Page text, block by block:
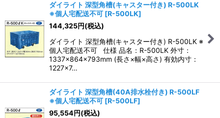
ダイライト 深型角槽(キャスター付き) R-500LK
※個人宅配送不可 [R-500LK]
144,325円(税込)
ダイライト 深型角槽(キャスター付き) R-500LK ※
個人宅配送不可 仕様 品名：R-500LK 外寸：
1337×864×793mm (長さ×幅×高さ) 有効内寸：
1227×7…
ダイライト 深型角槽(40A排水栓付き) R-500LF
※個人宅配送不可 [R-500LF]
95,554円(税込)